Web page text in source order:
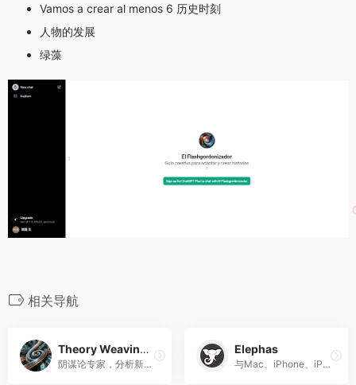
Vamos a crear al menos 6 历史时刻
人物的发展
绿藻
相关导航
Theory Weaving Specialist
阴谋论专家，分析新闻中的假设叙述。
Elephas
与Mac、iPhone、iPad集成的个人写作助手